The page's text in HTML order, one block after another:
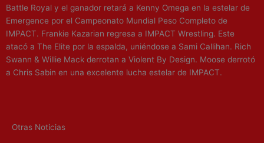
Battle Royal y el ganador retará a Kenny Omega en la estelar de
Emergence por el Campeonato Mundial Peso Completo de
IMPACT. Frankie Kazarian regresa a IMPACT Wrestling. Este
atacó a The Elite por la espalda, uniéndose a Sami Callihan. Rich
Swann & Willie Mack derrotan a Violent By Design. Moose derrotó
a Chris Sabin en una excelente lucha estelar de IMPACT.
Otras Noticias